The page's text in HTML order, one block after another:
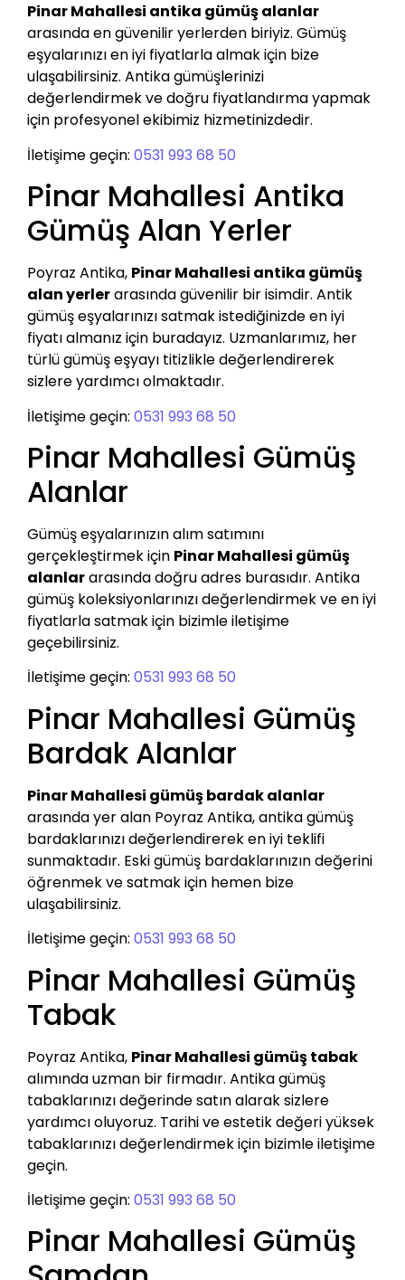
Pinar Mahallesi antika gümüş alanlar
arasında en güvenilir yerlerden biriyiz. Gümüş
eşyalarınızı en iyi fiyatlarla almak için bize
ulaşabilirsiniz. Antika gümüşlerinizi
değerlendirmek ve doğru fiyatlandırma yapmak
için profesyonel ekibimiz hizmetinizdedir.
İletişime geçin: 0531 993 68 50
Pinar Mahallesi Antika
Gümüş Alan Yerler
Poyraz Antika, Pinar Mahallesi antika gümüş
alan yerlerarasında güvenilir bir isimdir. Antik
gümüş eşyalarınızı satmak istediğinizde en iyi
fiyatı almanız için buradayız. Uzmanlarımız, her
türlü gümüş eşyayı titizlikle değerlendirerek
sizlere yardımcı olmaktadır.
İletişime geçin: 0531 993 68 50
Pinar Mahallesi Gümüş
Alanlar
Gümüş eşyalarınızın alım satımını
gerçekleştirmek için Pinar Mahallesi gümüş
alanlararasında doğru adres burasıdır. Antika
gümüş koleksiyonlarınızı değerlendirmek ve en iyi
fiyatlarla satmak için bizimle iletişime
geçebilirsiniz.
İletişime geçin: 0531 993 68 50
Pinar Mahallesi Gümüş
Bardak Alanlar
Pinar Mahallesi gümüş bardak alanlar
arasında yer alan Poyraz Antika, antika gümüş
bardaklarınızı değerlendirerek en iyi teklifi
sunmaktadır. Eski gümüş bardaklarınızın değerini
öğrenmek ve satmak için hemen bize
ulaşabilirsiniz.
İletişime geçin: 0531 993 68 50
Pinar Mahallesi Gümüş
Tabak
Poyraz Antika, Pinar Mahallesi gümüş tabak
alımında uzman bir firmadır. Antika gümüş
tabaklarınızı değerinde satın alarak sizlere
yardımcı oluyoruz. Tarihi ve estetik değeri yüksek
tabaklarınızı değerlendirmek için bizimle iletişime
geçin.
İletişime geçin: 0531 993 68 50
Pinar Mahallesi Gümüş